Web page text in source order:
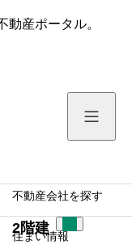
保存した条件
不動産会社を探す
住まい情報
産ポータル。
駅） 2階建 ７ＬＤＫ
2階建